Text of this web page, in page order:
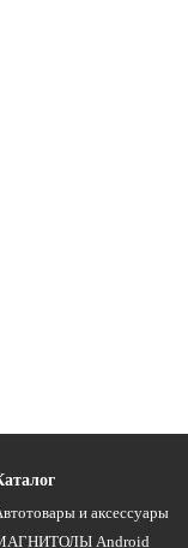
и аксессуары
Android